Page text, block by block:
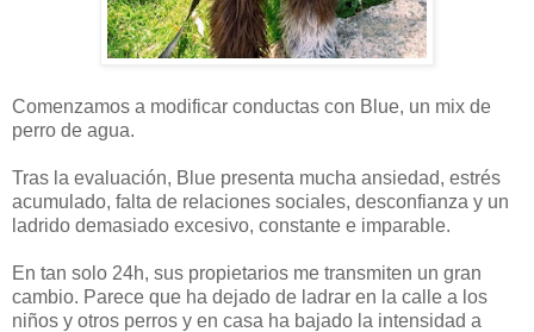
Comenzamos a modificar conductas con Blue, un mix de
perro de agua.
Tras la evaluación, Blue presenta mucha ansiedad, estrés
acumulado, falta de relaciones sociales, desconfianza y un
ladrido demasiado excesivo, constante e imparable.
En tan solo 24h, sus propietarios me transmiten un gran
cambio. Parece que ha dejado de ladrar en la calle a los
niños y otros perros y en casa ha bajado la intensidad a